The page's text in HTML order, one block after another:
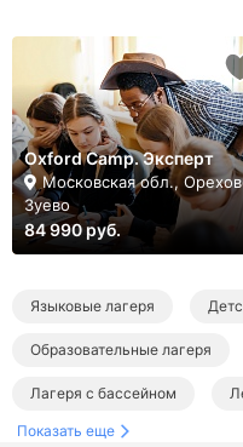
Oxford Camp. Эксперт
Московская обл.,
Зуево
84 990 руб.
Языковые лагеря
Образовательные лагеря
Лагеря с бассейном
Лагеря в Подмосковье
Показать еще